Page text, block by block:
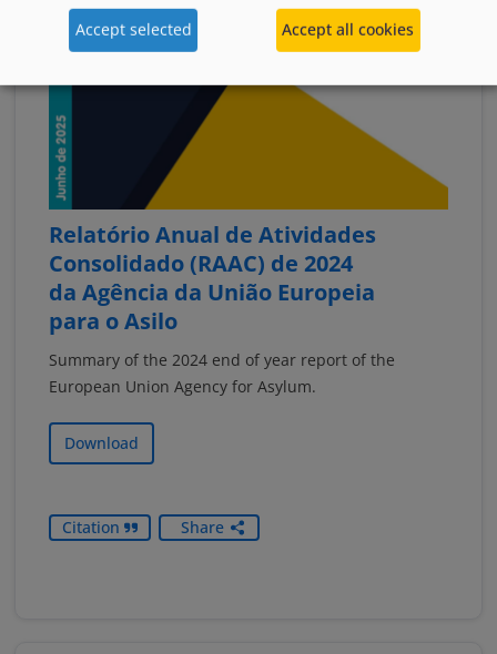
Relatório Anual de Atividades
Consolidado (RAAC) de 2024
da Agência da União Europeia
para o Asilo
Summary of the 2024 end of year report of the
European Union Agency for Asylum.
Download
Citation Share
Accept selected Accept all cookies